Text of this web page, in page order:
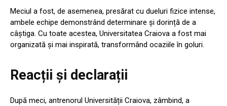
Meciul a fost, de asemenea, presărat cu dueluri fizice intense,
ambele echipe demonstrând determinare și dorință de a
câștiga. Cu toate acestea, Universitatea Craiova a fost mai
organizată și mai inspirată, transformând ocaziile în goluri.
Reacții și declarații
După meci, antrenorul Universității Craiova, zâmbind, a